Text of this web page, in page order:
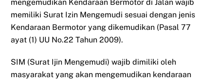
mengemudikan Kendaraan Bermotor di Jalan wajib
memiliki Surat Izin Mengemudi sesuai dengan jenis
Kendaraan Bermotor yang dikemudikan (Pasal 77
ayat (1) UU No.22 Tahun 2009).
SIM (Surat Ijin Mengemudi) wajib dimiliki oleh
masyarakat yang akan mengemudikan kendaraan